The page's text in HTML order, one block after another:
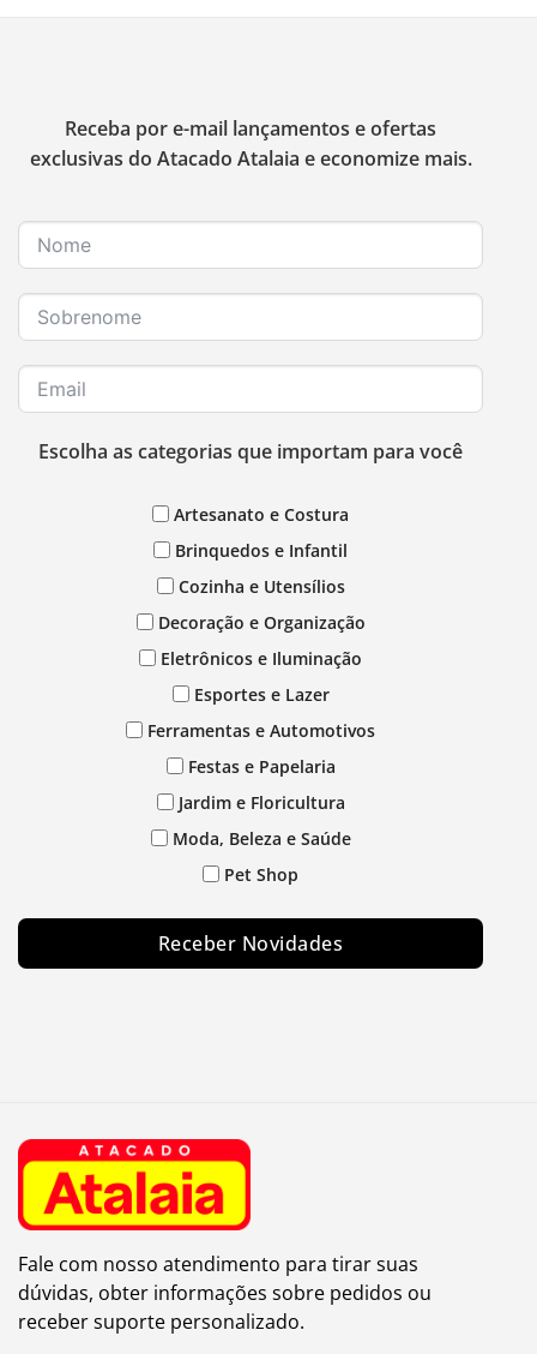
Receba por e-mail lançamentos e ofertas
exclusivas do Atacado Atalaia e economize mais.
Escolha as categorias que importam para você
Artesanato e Costura
Brinquedos e Infantil
Cozinha e Utensílios
Decoração e Organização
Eletrônicos e Iluminação
Esportes e Lazer
Ferramentas e Automotivos
Festas e Papelaria
Jardim e Floricultura
Moda, Beleza e Saúde
Pet Shop
Receber Novidades
Fale com nosso atendimento para tirar suas
dúvidas, obter informações sobre pedidos ou
receber suporte personalizado.